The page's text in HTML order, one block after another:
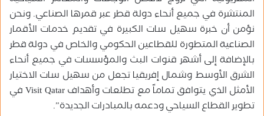
المنتشرة في جميع أنحاء دولة قطر عبر قمرها الصناعي. ونحن
نؤمن أن خبرة سهيل سات الكبيرة في تقديم خدمات الأقمار
الصناعية المتطورة للقطاعين الحكومي والخاص في دولة قطر
بالإضافة إلى أشهر قنوات البث والمؤسسات في جميع أنحاء
الشرق الأوسط وشمال إفريقيا تجعل من سهيل سات الاختيار
الأمثل الذي يتوافق تماماً مع تطلعات وأهداف Visit Qatar في
تطوير القطاع السياحي ودعمه بالمبادرات الجديدة”.